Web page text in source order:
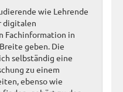
wie Lehrende
digitalen
Fachinformation in
geben. Die
selbständig eine
zu einem
ebenso wie